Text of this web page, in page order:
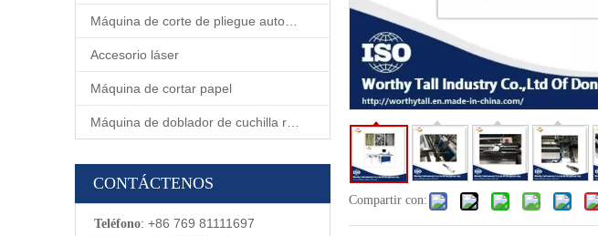
Accesorio láser
Máquina de cortar papel
CONTÁCTENOS
Teléfono: +86 769 81111697
Compartir con: